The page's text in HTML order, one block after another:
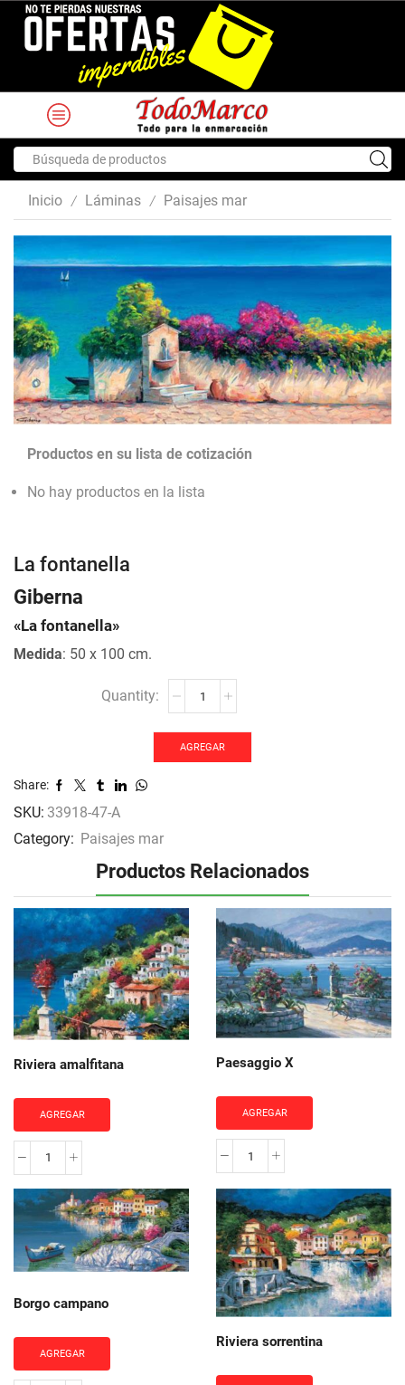
input
Inicio / Láminas / Paisajes mar
Productos en su lista de cotización
No hay productos en la lista
La fontanella
Giberna
«La fontanella»
Medida: 50 x 100 cm.
AGREGAR
Share:
SKU: 33918-47-A
Category: Paisajes mar
Productos Relacionados
Riviera amalfitana
AGREGAR
Riviera
amalfitana
cantidad
Paesaggio X
AGREGAR
Paesaggio
X
cantidad
Borgo campano
AGREGAR
Riviera sorrentina